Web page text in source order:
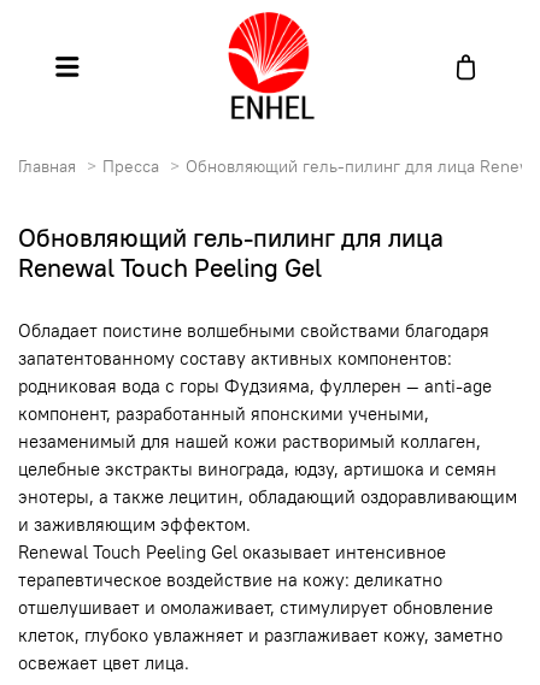
Главная Пресса Обновляющий гель-пилинг для лица
Обновляющий гель-пилинг для лица
Renewal Touch Peeling Gel
Обладает поистине волшебными свойствами благодаря
запатентованному составу активных компонентов:
родниковая вода с горы Фудзияма, фуллерен — anti-age
компонент, разработанный японскими учеными,
незаменимый для нашей кожи растворимый коллаген,
целебные экстракты винограда, юдзу, артишока и семян
энотеры, а также лецитин, обладающий оздоравливающим
и заживляющим эффектом.
Renewal Touch Peeling Gel оказывает интенсивное
терапевтическое воздействие на кожу: деликатно
отшелушивает и омолаживает, стимулирует обновление
клеток, глубоко увлажняет и разглаживает кожу, заметно
освежает цвет лица.